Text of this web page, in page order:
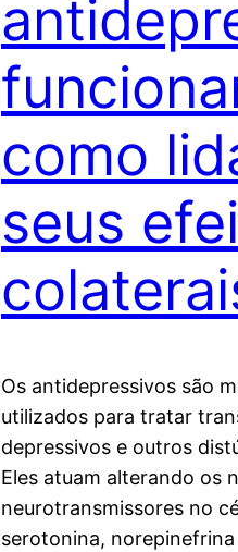
como
seus
Os antidepressivos são
utilizados para tratar
depressivos e outros
Eles atuam alterando os
neurotransmissores no
serotonina,